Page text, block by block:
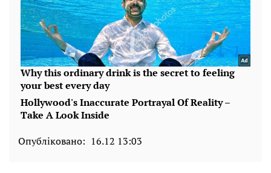
Опубліковано: 16.12 13:03